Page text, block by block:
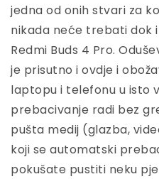
jedna od onih stvari za
nikada neće trebati dok
Redmi Buds 4 Pro.
je prisutno i ovdje i
laptopu i telefonu u isto
prebacivanje radi bez
pušta medij (glazba,
koji se automatski
pokušate pustiti neku